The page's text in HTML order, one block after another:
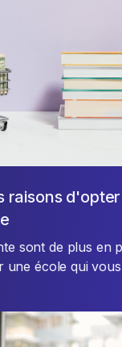
raisons
sont de plus en
une école qui